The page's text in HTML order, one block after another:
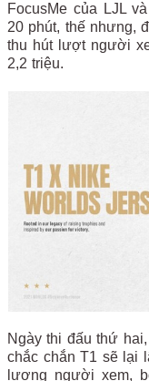
FocusMe của LJL
20 phút, thế nhưng,
thu hút lượt người
2,2 triệu.
Ngày thi đấu thứ
chắc chắn T1 sẽ lại
lượng người xem,